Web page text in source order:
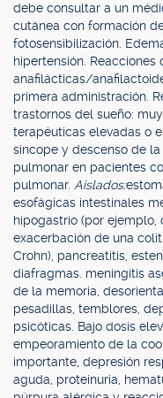
debe consultar a un
cutánea con formación
fotosensibilización.
hipertensión.
anafilácticas/
primera administración.
trastornos del sueño:
terapéuticas elevadas o
síncope y descenso de
pulmonar en pacientes
pulmonar. Aislados:
esofágicas intestinales
hipogastrio (por
exacerbación de una
Crohn), pancreatitis,
diafragmas. meningitis
de la memoria,
pesadillas, temblores,
psicóticas. Bajo dosis
empeoramiento de la
importante, depresión
aguda, proteinuria,